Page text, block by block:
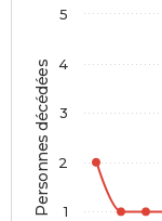
Personnes décédées 1
2
3
4
5